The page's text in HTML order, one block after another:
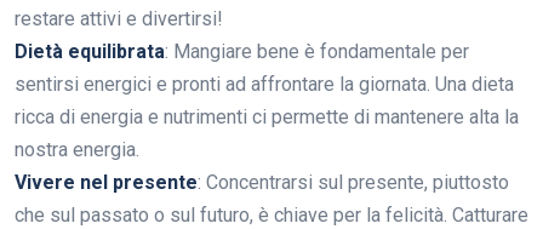
restare attivi e divertirsi!
Dietà equilibrata: Mangiare bene è fondamentale per
sentirsi energici e pronti ad affrontare la giornata. Una dieta
ricca di energia e nutrimenti ci permette di mantenere alta la
nostra energia.
Vivere nel presente: Concentrarsi sul presente, piuttosto
che sul passato o sul futuro, è chiave per la felicità. Catturare